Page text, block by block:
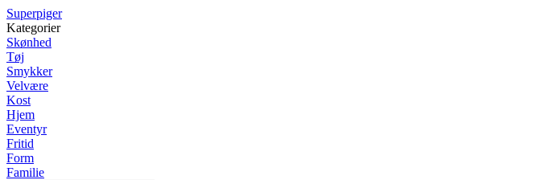
Superpiger
Kategorier
Skønhed
Tøj
Smykker
Velvære
Kost
Hjem
Eventyr
Fritid
Form
Familie